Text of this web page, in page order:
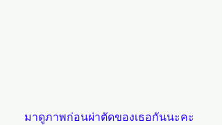
มาดูภาพก่อนผ่าตัดของเธอกันนะคะ